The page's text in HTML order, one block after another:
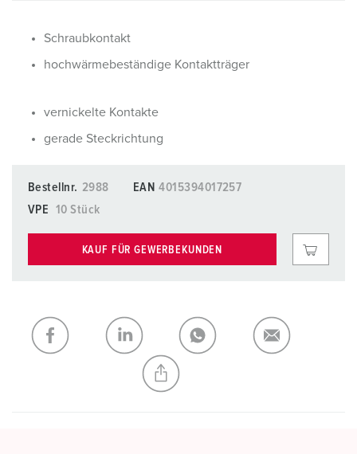
Schraubkontakt
hochwärmebeständige Kontaktträger
vernickelte Kontakte
gerade Steckrichtung
Bestellnr. 2988 EAN 4015394017257
VPE
10 Stück
KAUF FÜR GEWERBEKUNDEN